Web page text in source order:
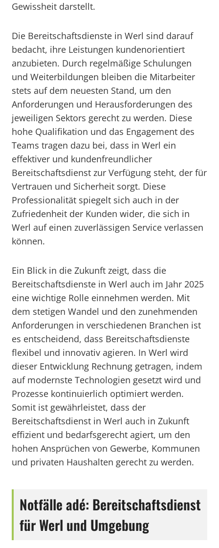
Gewissheit darstellt.
Die Bereitschaftsdienste in Werl sind darauf
bedacht, ihre Leistungen kundenorientiert
anzubieten. Durch regelmäßige Schulungen
und Weiterbildungen bleiben die Mitarbeiter
stets auf dem neuesten Stand, um den
Anforderungen und Herausforderungen des
jeweiligen Sektors gerecht zu werden. Diese
hohe Qualifikation und das Engagement des
Teams tragen dazu bei, dass in Werl ein
effektiver und kundenfreundlicher
Bereitschaftsdienst zur Verfügung steht, der für
Vertrauen und Sicherheit sorgt. Diese
Professionalität spiegelt sich auch in der
Zufriedenheit der Kunden wider, die sich in
Werl auf einen zuverlässigen Service verlassen
können.
Ein Blick in die Zukunft zeigt, dass die
Bereitschaftsdienste in Werl auch im Jahr 2025
eine wichtige Rolle einnehmen werden. Mit
dem stetigen Wandel und den zunehmenden
Anforderungen in verschiedenen Branchen ist
es entscheidend, dass Bereitschaftsdienste
flexibel und innovativ agieren. In Werl wird
dieser Entwicklung Rechnung getragen, indem
auf modernste Technologien gesetzt wird und
Prozesse kontinuierlich optimiert werden.
Somit ist gewährleistet, dass der
Bereitschaftsdienst in Werl auch in Zukunft
effizient und bedarfsgerecht agiert, um den
hohen Ansprüchen von Gewerbe, Kommunen
und privaten Haushalten gerecht zu werden.
Notfälle adé: Bereitschaftsdienst
für Werl und Umgebung